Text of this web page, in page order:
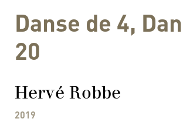
Danse de 4,
20
Hervé Robbe
2019